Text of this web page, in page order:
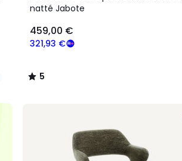
natté Jabote
321,93 €
459,00 €
5
5
/